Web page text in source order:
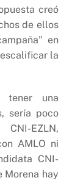
creó
de ellos
en
la
tener una
sería poco
EZLN,
AMLO ni
CNI-
Morena hay